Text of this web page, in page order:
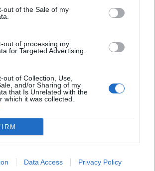
out of the Sale of my
out of processing my
for Targeted Advertising.
out of Collection, Use,
and/or Sharing of my
that Is Unrelated with the
which it was collected.
Data Access Privacy Policy